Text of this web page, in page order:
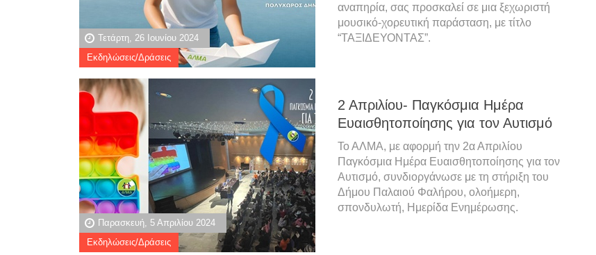
Τετάρτη, 26 Ιουνίου 2024
Εκδηλώσεις/Δράσεις
αναπηρία, σας προσκαλεί σε μια ξεχωριστή
μουσικό-χορευτική παράσταση, με τίτλο
“ΤΑΞΙΔΕΥΟΝΤΑΣ”.
Παρασκευή, 5 Απριλίου 2024
Εκδηλώσεις/Δράσεις
2 Απριλίου- Παγκόσμια Ημέρα
Ευαισθητοποίησης για τον Αυτισμό
Το ΑΛΜΑ, με αφορμή την 2α Απριλίου
Παγκόσμια Ημέρα Ευαισθητοποίησης για τον
Αυτισμό, συνδιοργάνωσε με τη στήριξη του
Δήμου Παλαιού Φαλήρου, ολοήμερη,
σπονδυλωτή, Ημερίδα Ενημέρωσης.